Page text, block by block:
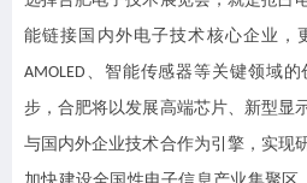
能链接国内外电子技术核心企业，
AMOLED、智能传感器等关键领域
步，合肥将以发展高端芯片、新型显
与国内外企业技术合作为引擎，实现